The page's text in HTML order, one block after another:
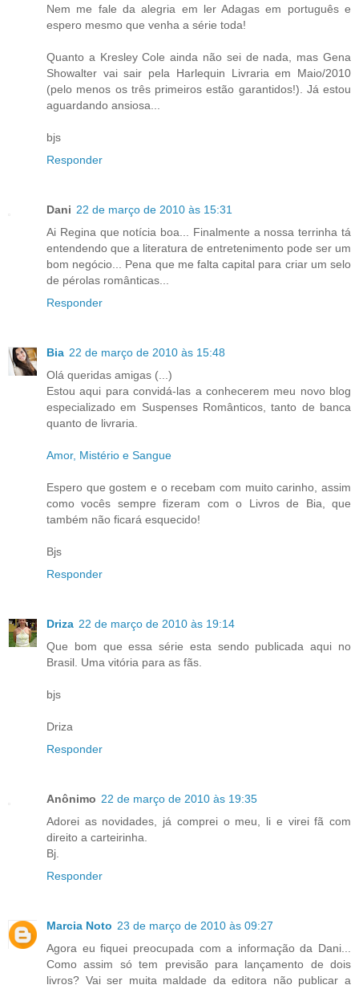
Nem me fale da alegria em ler Adagas em português e
espero mesmo que venha a série toda!
Quanto a Kresley Cole ainda não sei de nada, mas Gena
Showalter vai sair pela Harlequin Livraria em Maio/2010
(pelo menos os três primeiros estão garantidos!). Já estou
aguardando ansiosa...
bjs
Responder
Dani 22 de março de 2010 às 15:31
Ai Regina que notícia boa... Finalmente a nossa terrinha tá
entendendo que a literatura de entretenimento pode ser um
bom negócio... Pena que me falta capital para criar um selo
de pérolas românticas...
Responder
Bia 22 de março de 2010 às 15:48
Olá queridas amigas (...)
Estou aqui para convidá-las a conhecerem meu novo blog
especializado em Suspenses Românticos, tanto de banca
quanto de livraria.
Amor, Mistério e Sangue
Espero que gostem e o recebam com muito carinho, assim
como vocês sempre fizeram com o Livros de Bia, que
também não ficará esquecido!
Bjs
Responder
Driza 22 de março de 2010 às 19:14
Que bom que essa série esta sendo publicada aqui no
Brasil. Uma vitória para as fãs.
bjs
Driza
Responder
Anônimo 22 de março de 2010 às 19:35
Adorei as novidades, já comprei o meu, li e virei fã com
direito a carteirinha.
Bj.
Responder
Marcia Noto 23 de março de 2010 às 09:27
Agora eu fiquei preocupada com a informação da Dani...
Como assim só tem previsão para lançamento de dois
livros? Vai ser muita maldade da editora não publicar a